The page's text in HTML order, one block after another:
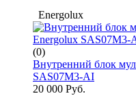
Energolux
(0)
Внутренний блок
SAS07M3-AI
20 000 Руб.